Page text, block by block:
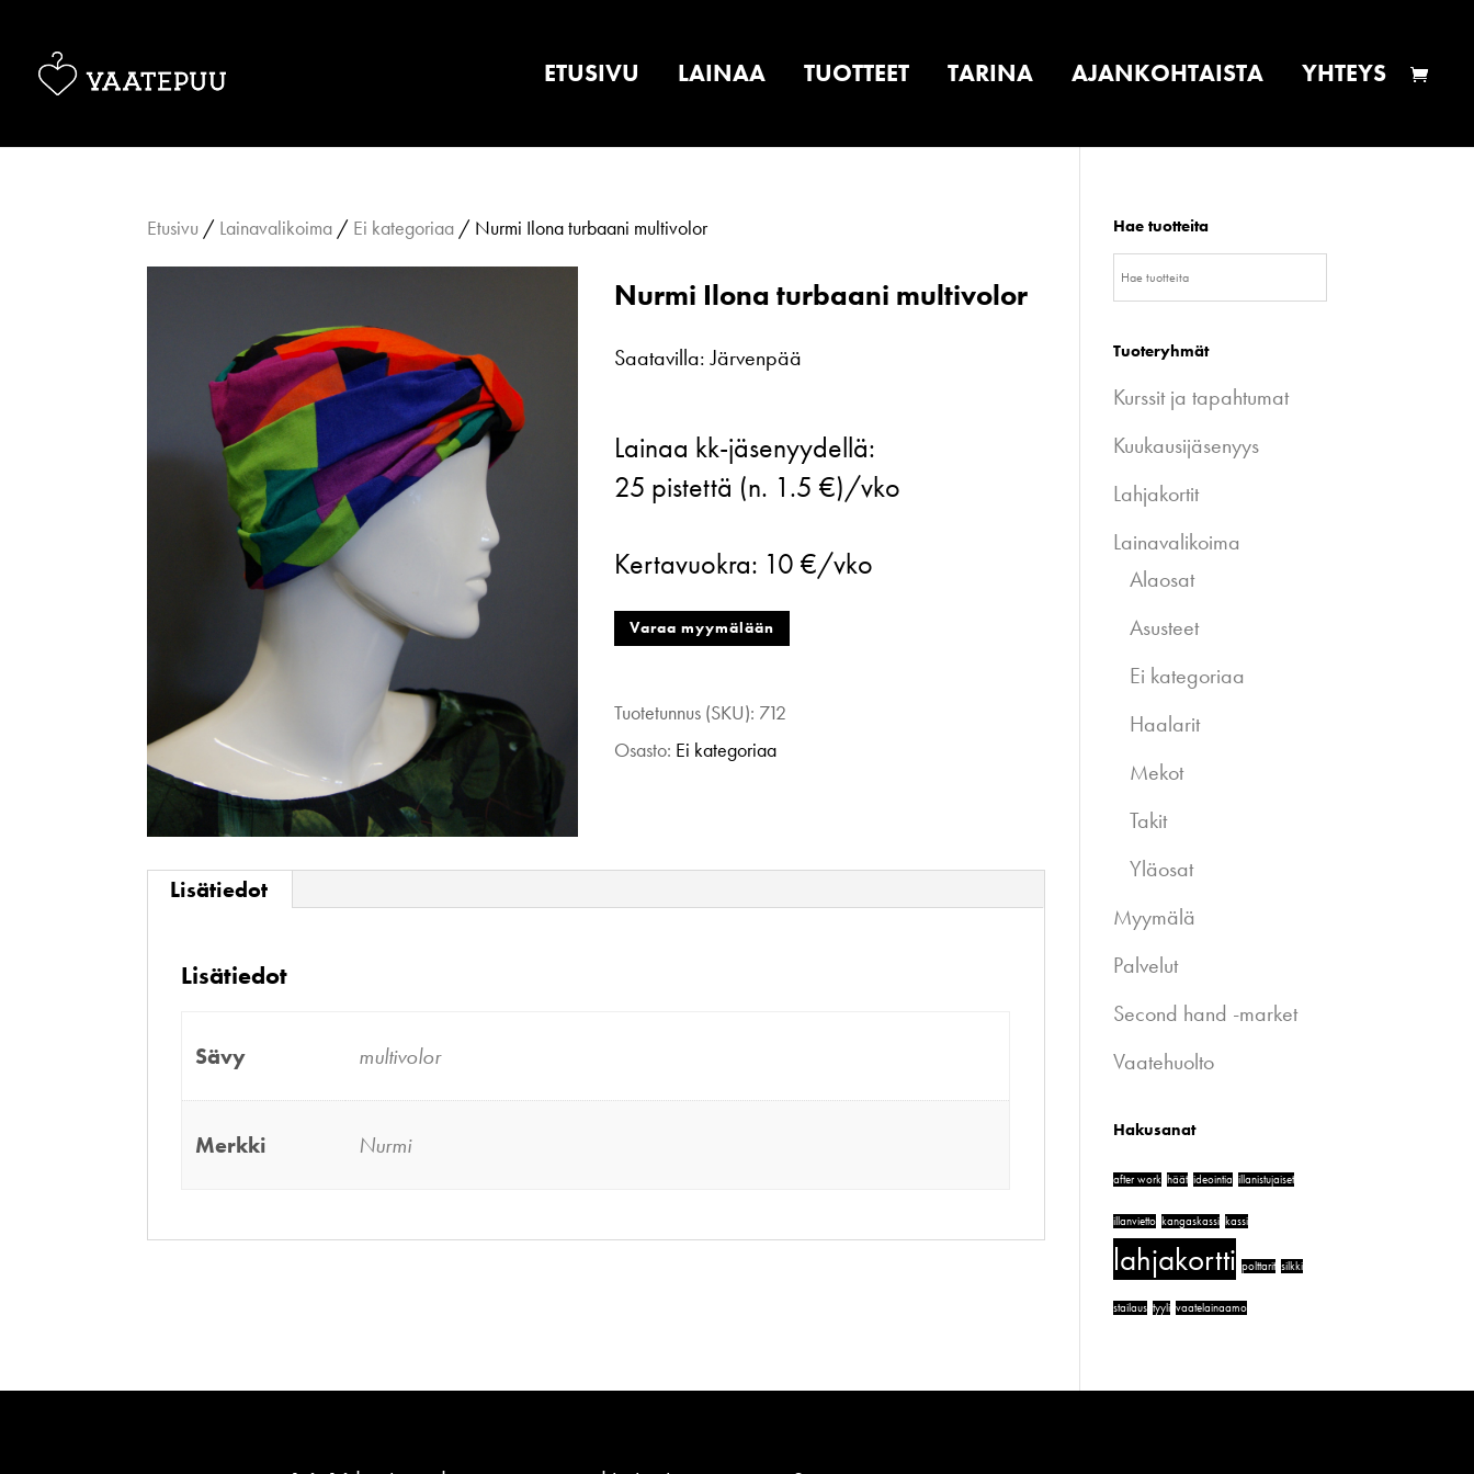
ETUSIVU LAINAA TUOTTEET TARINA AJANKOHTAISTA YHTEYS
Etusivu / Lainavalikoima / Ei kategoriaa / Nurmi Ilona turbaani multivolor
Nurmi Ilona turbaani multivolor
Saatavilla: Järvenpää
Ilona
turbaani
määrä
Lainaa kk-jäsenyydellä:
25 pistettä (n. 1.5 €)/vko
Kertavuokra: 10 €/vko
Varaa myymälään
Tuotetunnus (SKU): 712
Osasto: Ei kategoriaa
Lisätiedot
Lisätiedot
Sävy multivolor
Merkki Nurmi
Hae tuotteita
Tuoteryhmät
Kurssit ja tapahtumat
Kuukausijäsenyys
Lahjakortit
Lainavalikoima
Alaosat
Asusteet
Ei kategoriaa
Haalarit
Mekot
Takit
Yläosat
Myymälä
Palvelut
Second hand -market
Vaatehuolto
Hakusanat
after work häät ideointia illanistujaiset
illanvietto kangaskassi kassi
lahjakortti polttarit silkki
stailaus tyyli vaatelainaamo